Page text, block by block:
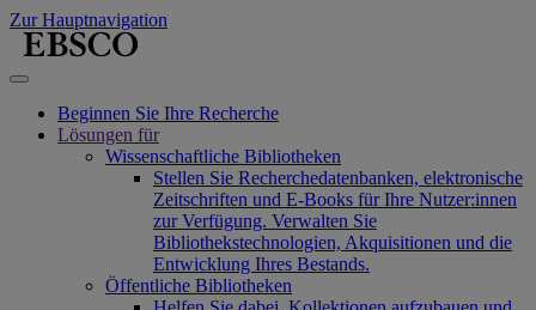
Zur Hauptnavigation
Beginnen Sie Ihre Recherche
Lösungen für
Wissenschaftliche Bibliotheken
Stellen Sie Recherchedatenbanken, elektronische
Zeitschriften und E-Books für Ihre Nutzer:innen
zur Verfügung. Verwalten Sie
Bibliothekstechnologien, Akquisitionen und die
Entwicklung Ihres Bestands.
Öffentliche Bibliotheken